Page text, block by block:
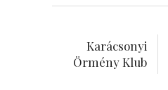
Karácsonyi
Örmény Klub